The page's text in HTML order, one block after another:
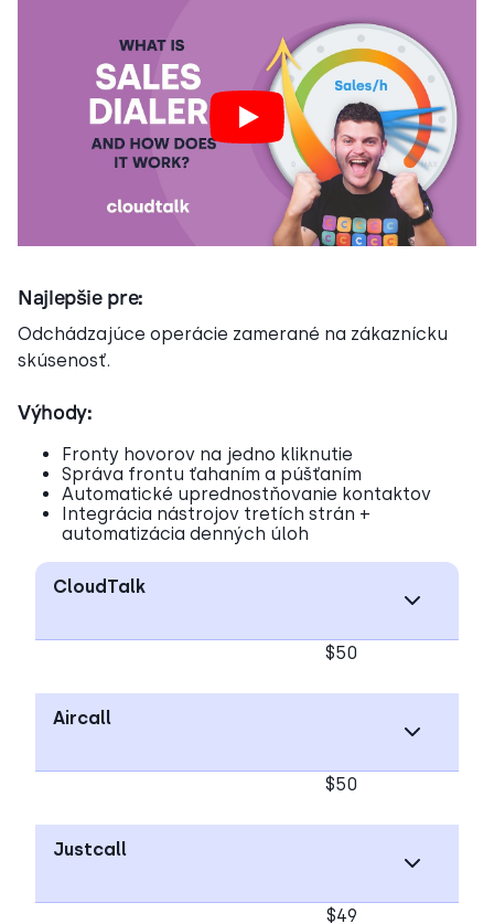
Najlepšie pre:
Odchádzajúce operácie zamerané na zákaznícku
skúsenosť.
Výhody:
Fronty hovorov na jedno kliknutie
Správa frontu ťahaním a púšťaním
Automatické uprednostňovanie kontaktov
Integrácia nástrojov tretích strán +
automatizácia denných úloh
CloudTalk
$50
Aircall
$50
Justcall
$49